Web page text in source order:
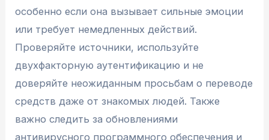
особенно если она вызывает сильные эмоции
или требует немедленных действий.
Проверяйте источники, используйте
двухфакторную аутентификацию и не
доверяйте неожиданным просьбам о переводе
средств даже от знакомых людей. Также
важно следить за обновлениями
антивирусного программного обеспечения и